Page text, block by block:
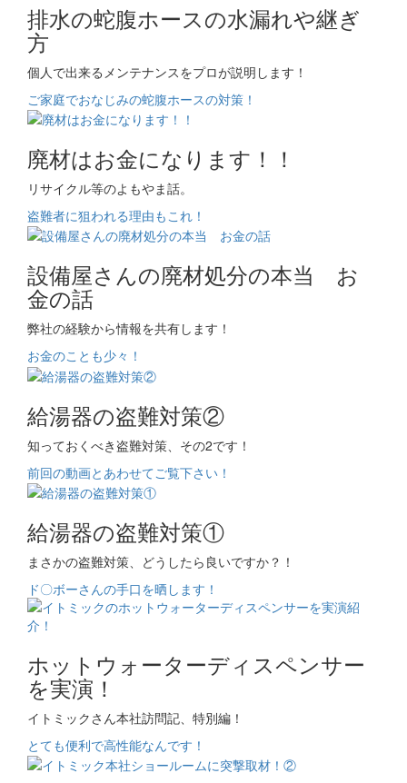
排水の蛇腹ホースの水漏れや継ぎ
方
個人で出来るメンテナンスをプロが説明します！
ご家庭でおなじみの蛇腹ホースの対策！
廃材はお金になります！！
リサイクル等のよもやま話。
盗難者に狙われる理由もこれ！
設備屋さんの廃材処分の本当 お
金の話
弊社の経験から情報を共有します！
お金のことも少々！
給湯器の盗難対策②
知っておくべき盗難対策、その2です！
前回の動画とあわせてご覧下さい！
給湯器の盗難対策①
まさかの盗難対策、どうしたら良いですか？！
ド〇ボーさんの手口を晒します！
ホットウォーターディスペンサー
を実演！
イトミックさん本社訪問記、特別編！
とても便利で高性能なんです！